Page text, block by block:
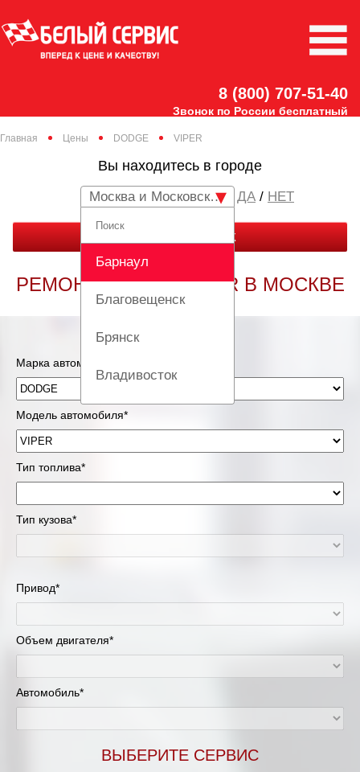
8 (800) 707-51-40
Звонок по России бесплатный
Главная Цены DODGE VIPER
Вы находитесь в городе
Москва и Московская область
Барнаул
Благовещенск
Брянск
Владивосток
Вологда
Екатеринбург
Красноярск
Липецк
Москва и Московская область
Мурманск
/ НЕТ
ЗАКАЗАТЬ ЗВОНОК
РЕМОНТ DODGE VIPER В МОСКВЕ
Марка автомобиля*
Модель автомобиля*
Тип топлива*
Тип кузова*
Привод*
Объем двигателя*
Автомобиль*
ВЫБЕРИТЕ СЕРВИС